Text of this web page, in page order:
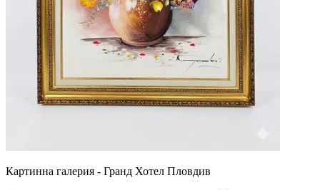
Картинна галерия - Гранд Хотел Пловдив